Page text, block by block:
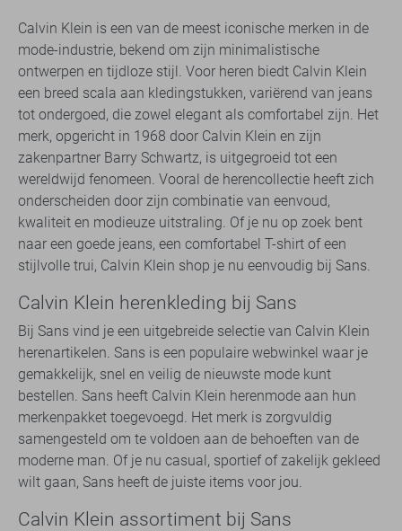
Calvin Klein is een van de meest iconische merken in de
mode-industrie, bekend om zijn minimalistische
ontwerpen en tijdloze stijl. Voor heren biedt Calvin Klein
een breed scala aan kledingstukken, variërend van jeans
tot ondergoed, die zowel elegant als comfortabel zijn. Het
merk, opgericht in 1968 door Calvin Klein en zijn
zakenpartner Barry Schwartz, is uitgegroeid tot een
wereldwijd fenomeen. Vooral de herencollectie heeft zich
onderscheiden door zijn combinatie van eenvoud,
kwaliteit en modieuze uitstraling. Of je nu op zoek bent
naar een goede jeans, een comfortabel T-shirt of een
stijlvolle trui, Calvin Klein shop je nu eenvoudig bij Sans.
Calvin Klein herenkleding bij Sans
Bij Sans vind je een uitgebreide selectie van Calvin Klein
herenartikelen. Sans is een populaire webwinkel waar je
gemakkelijk, snel en veilig de nieuwste mode kunt
bestellen. Sans heeft Calvin Klein herenmode aan hun
merkenpakket toegevoegd. Het merk is zorgvuldig
samengesteld om te voldoen aan de behoeften van de
moderne man. Of je nu casual, sportief of zakelijk gekleed
wilt gaan, Sans heeft de juiste items voor jou.
Calvin Klein assortiment bij Sans